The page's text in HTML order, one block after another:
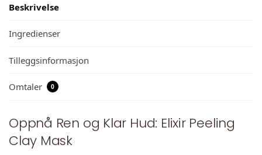
Beskrivelse
Ingredienser
Tilleggsinformasjon
Omtaler 0
Oppnå Ren og Klar Hud: Elixir Peeling
Clay Mask